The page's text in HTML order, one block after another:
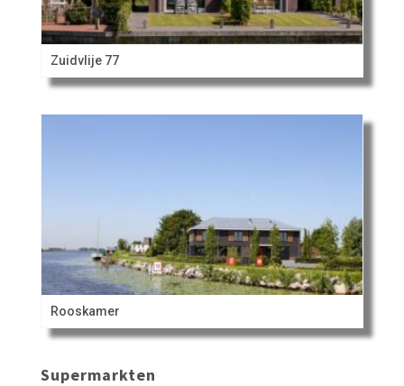
Zuidvlije 77
Rooskamer
Supermarkten